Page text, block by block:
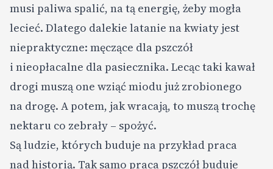
musi paliwa spalić, na tą energię, żeby mogła
lecieć. Dlatego dalekie latanie na kwiaty jest
niepraktyczne: męczące dla pszczół
i nieopłacalne dla pasiecznika. Lecąc taki kawał
drogi muszą one wziąć miodu już zrobionego
na drogę. A potem, jak wracają, to muszą trochę
nektaru co zebrały – spożyć.
Są ludzie, których buduje na przykład praca
nad historią. Tak samo praca pszczół buduje